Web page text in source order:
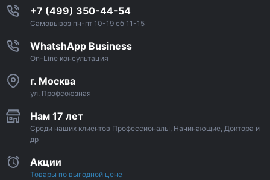
+7 (499) 350-44-54
Самовывоз пн-пт 10-19 сб 11-15
WhatshApp Business
On-Line консультация
г. Москва
ул. Профсоюзная
Нам 17 лет
Среди наших клиентов Профессионалы, Начинающие, Доктора и
др
Акции
Товары по выгодной цене